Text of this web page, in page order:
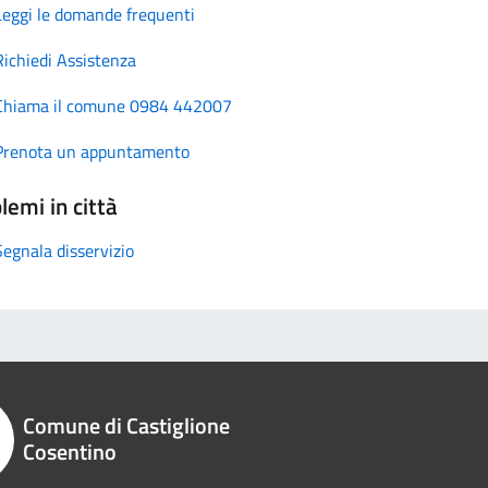
le domande frequenti
Assistenza
il comune 0984 442007
un appuntamento
in città
disservizio
Comune di Castiglione
Cosentino